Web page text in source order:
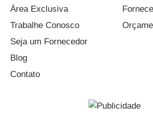
Área Exclusiva
Trabalhe Conosco
Seja um Fornecedor
Blog
Contato